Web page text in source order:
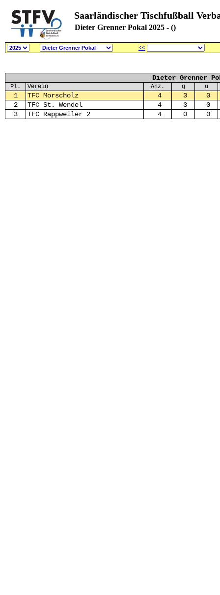
Saarländischer Tischfußball
Dieter Grenner Pokal 2025 - ()
<<
Dieter Grenner
Pl. Verein Anz. g u
1 TFC Morscholz 4 3
0
2
TFC St. Wendel 4 3
0
3
TFC Rappweiler 2 4 0 0